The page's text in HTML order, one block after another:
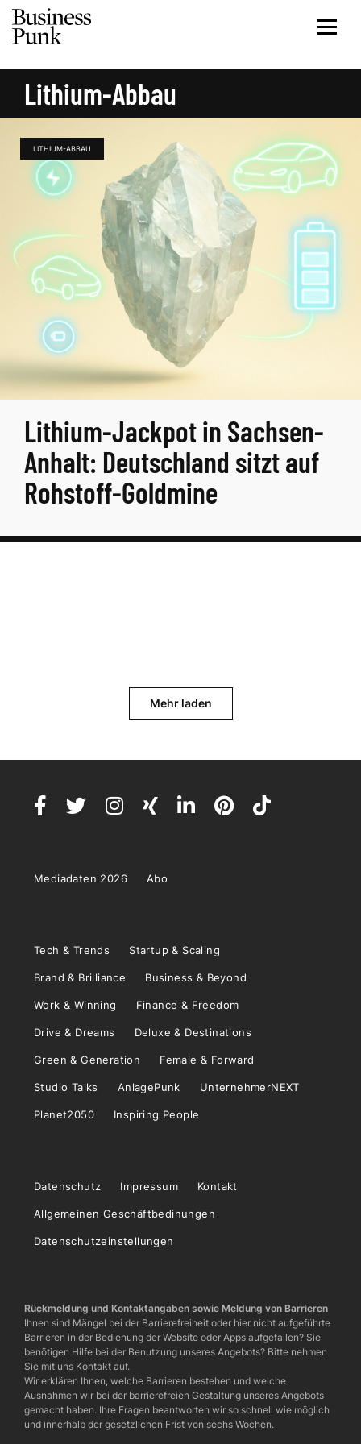
Lithium-Abbau
LITHIUM-ABBAU
Lithium-Jackpot in Sachsen-
Anhalt: Deutschland sitzt auf
Rohstoff-Goldmine
Mehr laden
Mediadaten 2026 Abo
Tech & Trends Startup & Scaling
Brand & Brilliance Business & Beyond
Work & Winning Finance & Freedom
Drive & Dreams Deluxe & Destinations
Green & Generation Female & Forward
Studio Talks AnlagePunk UnternehmerNEXT
Planet2050 Inspiring People
Datenschutz Impressum Kontakt
Allgemeinen Geschäftbedinungen
Datenschutzeinstellungen
Rückmeldung und Kontaktangaben sowie Meldung von Barrieren
Ihnen sind Mängel bei der Barrierefreiheit oder hier nicht aufgeführte
Barrieren in der Bedienung der Website oder Apps aufgefallen? Sie
benötigen Hilfe bei der Benutzung unseres Angebots? Bitte nehmen
Sie mit uns Kontakt auf.
Wir erklären Ihnen, welche Barrieren bestehen und welche
Ausnahmen wir bei der barrierefreien Gestaltung unseres Angebots
gemacht haben. Ihre Fragen beantworten wir so schnell wie möglich
und innerhalb der gesetzlichen Frist von sechs Wochen.